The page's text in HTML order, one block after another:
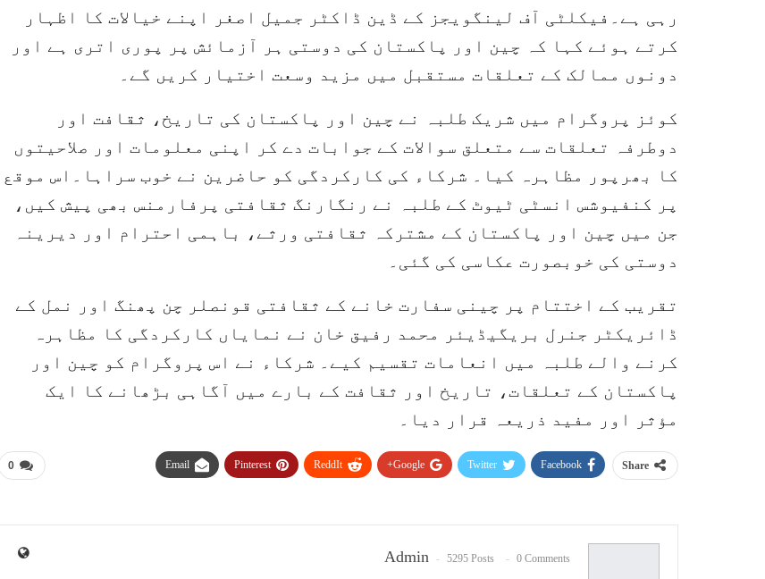
رہی ہے۔فیکلٹی آف لینگویجز کے ڈین ڈاکٹر جمیل اصغر اپنے خیالات کا اظہار
کرتے ہوئے کہا کہ چین اور پاکستان کی دوستی ہر آزمائش پر پوری اتری ہے اور
دونوں ممالک کے تعلقات مستقبل میں مزید وسعت اختیار کریں گے۔
کوئز پروگرام میں شریک طلبہ نے چین اور پاکستان کی تاریخ، ثقافت اور
دوطرفہ تعلقات سے متعلق سوالات کے جوابات دے کر اپنی معلومات اور صلاحیتوں
کا بھرپور مظاہرہ کیا۔ شرکاء کی کارکردگی کو حاضرین نے خوب سراہا۔اس موقع
پر کنفیوشس انسٹی ٹیوٹ کے طلبہ نے رنگارنگ ثقافتی پرفارمنس بھی پیش کیں،
جن میں چین اور پاکستان کے مشترکہ ثقافتی ورثے، باہمی احترام اور دیرینہ
دوستی کی خوبصورت عکاسی کی گئی۔
تقریب کے اختتام پر چینی سفارت خانے کے ثقافتی قونصلر چن پھنگ اور نمل کے
ڈائریکٹر جنرل بریگیڈیئر محمد رفیق خان نے نمایاں کارکردگی کا مظاہرہ
کرنے والے طلبہ میں انعامات تقسیم کیے۔ شرکاء نے اس پروگرام کو چین اور
پاکستان کے تعلقات، تاریخ اور ثقافت کے بارے میں آگاہی بڑھانے کا ایک
مؤثر اور مفید ذریعہ قرار دیا۔
0 Share
Facebook
Twitter
Google+
ReddIt
Pinterest
Email
Admin 5295 Posts 0 Comments